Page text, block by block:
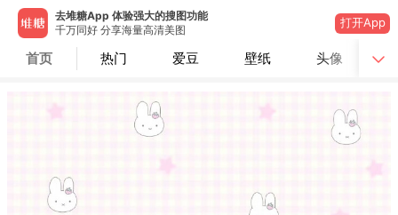
去堆糖App 体验强大的搜图功能
千万同好 分享海量高清美图
打开App
首页 热门 爱豆 壁纸 头像